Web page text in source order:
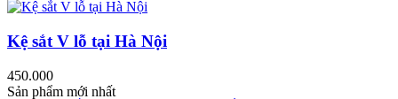
Kệ sắt V lỗ tại Hà Nội
450.000
Sản phẩm mới nhất